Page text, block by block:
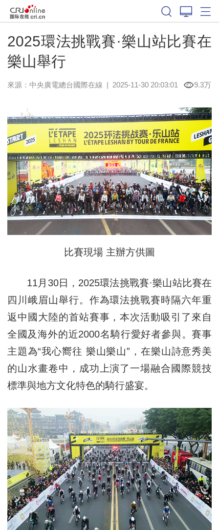
2025環法挑戰賽·樂山站比賽在
樂山舉行
來源：中央廣電總台國際在線 | 2025-11-30 20:03:01 9.3万
比賽現場 主辦方供圖
11月30日，2025環法挑戰賽·樂山站比賽在
四川峨眉山舉行。作為環法挑戰賽時隔六年重
返中國大陸的首站賽事，本次活動吸引了來自
全國及海外的近2000名騎行愛好者參與。賽事
主題為“我心嚮往 樂山樂山”，在樂山詩意秀美
的山水畫卷中，成功上演了一場融合國際競技
標準與地方文化特色的騎行盛宴。